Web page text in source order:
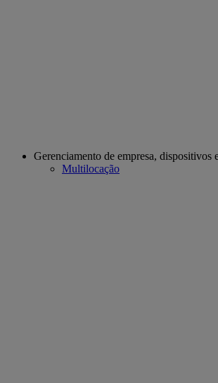
Gerenciamento de empresa, dispositivos
Multilocação